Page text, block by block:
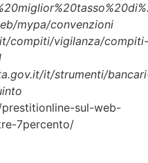
mypa/convenzioni
compiti/vigilanza/compiti-
it/strumenti/
sul-web-
7percento/